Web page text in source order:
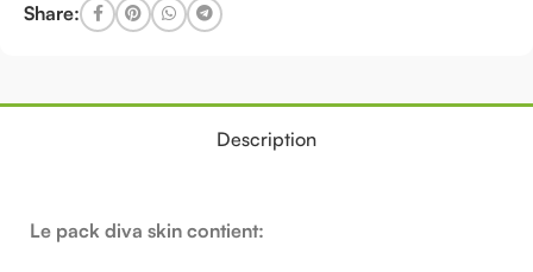
Share:
Description
Le pack diva skin contient: